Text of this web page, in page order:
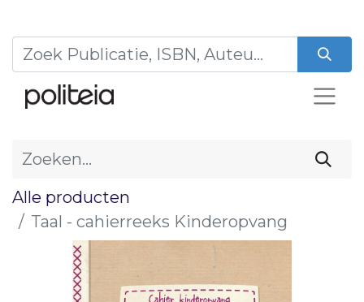
Alle producten
Taal - cahierreeks Kinderopvang